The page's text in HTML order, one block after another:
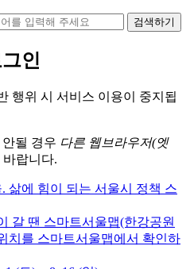
검색하기
인
행위 시 서비스 이용이 중지됩
될 경우 다른 웹브라우저(엣
랍니다.